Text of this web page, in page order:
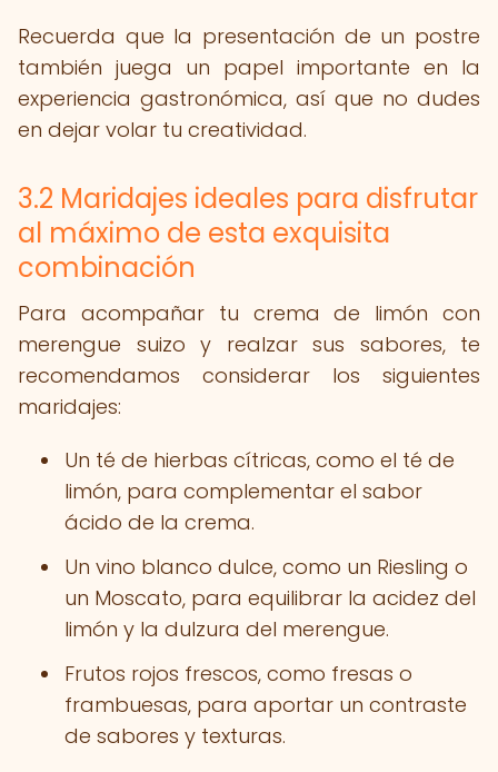
Recuerda que la presentación de un postre
también juega un papel importante en la
experiencia gastronómica, así que no dudes
en dejar volar tu creatividad.
3.2 Maridajes ideales para disfrutar
al máximo de esta exquisita
combinación
Para acompañar tu crema de limón con
merengue suizo y realzar sus sabores, te
recomendamos considerar los siguientes
maridajes:
Un té de hierbas cítricas, como el té de
limón, para complementar el sabor
ácido de la crema.
Un vino blanco dulce, como un Riesling o
un Moscato, para equilibrar la acidez del
limón y la dulzura del merengue.
Frutos rojos frescos, como fresas o
frambuesas, para aportar un contraste
de sabores y texturas.